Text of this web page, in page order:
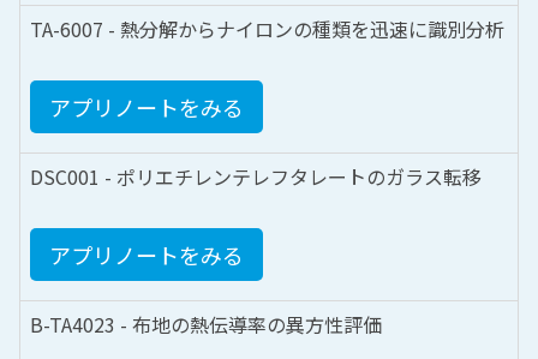
TA-6007 - 熱分解からナイロンの種類を迅速に識別分析
アプリノートをみる
DSC001 - ポリエチレンテレフタレートのガラス転移
アプリノートをみる
B-TA4023 - 布地の熱伝導率の異方性評価